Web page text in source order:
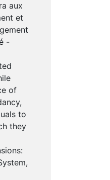
aux
et
-
of
to
they